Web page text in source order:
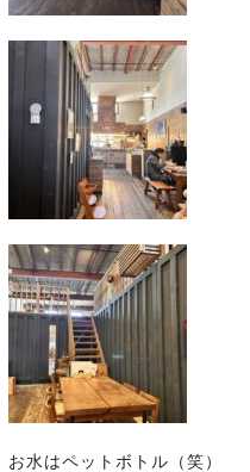
お水はペットボトル（笑）